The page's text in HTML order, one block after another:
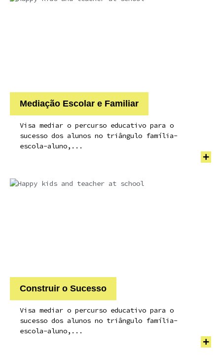
Mediação Escolar e Familiar
Visa mediar o percurso educativo para o
sucesso dos alunos no triângulo família-
escola-aluno,...
+
Construir o Sucesso
Visa mediar o percurso educativo para o
sucesso dos alunos no triângulo família-
escola-aluno,...
+